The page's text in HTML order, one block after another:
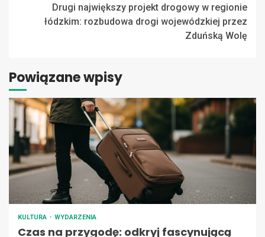
Drugi największy projekt drogowy w regionie
łódzkim: rozbudowa drogi wojewódzkiej przez
Zduńską Wolę
Powiązane wpisy
KULTURA WYDARZENIA
Czas na przygodę: odkryj fascynującą